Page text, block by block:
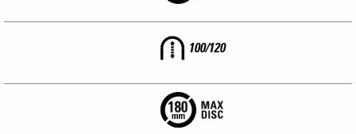
100/120